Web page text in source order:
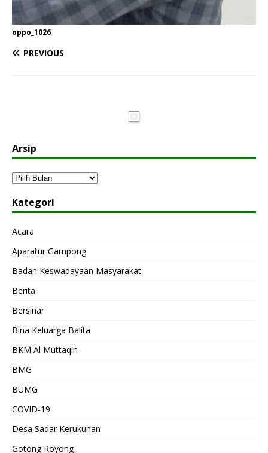
oppo_1026
PREVIOUS
Arsip
Kategori
Acara
Aparatur Gampong
Badan Keswadayaan Masyarakat
Berita
Bersinar
Bina Keluarga Balita
BKM Al Muttaqin
BMG
BUMG
COVID-19
Desa Sadar Kerukunan
Gotong Royong